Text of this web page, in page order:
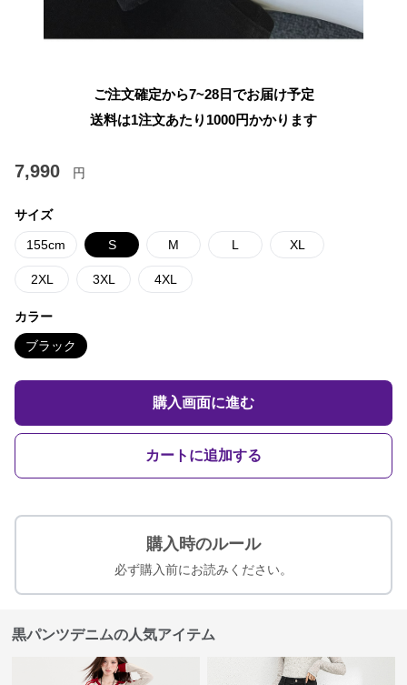
ご注文確定から7~28日でお届け予定
送料は1注文あたり 1000円かかります
7,990 円
サイズ
155cm S M L XL
2XL 3XL 4XL
カラー
ブラック
購入画面に進む
カートに追加する
購入時のルール
必ず購入前にお読みください。
黒パンツデニムの人気アイテム